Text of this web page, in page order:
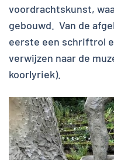
voordrachtskunst,
gebouwd. Van de
eerste een schriftrol
verwijzen naar de
koorlyriek).